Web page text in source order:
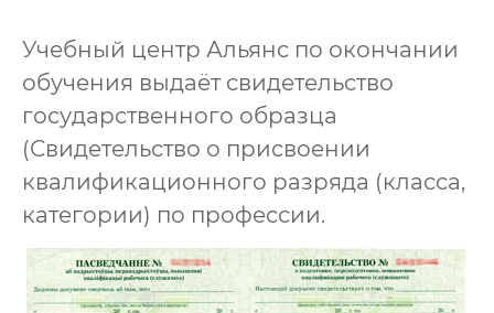
Учебный центр Альянс по окончании
обучения выдаёт свидетельство
государственного образца
(Свидетельство о присвоении
квалификационного разряда (класса,
категории) по профессии.